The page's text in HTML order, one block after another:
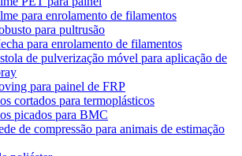
para enrolamento de filamentos
para pultrusão
para enrolamento de filamentos
de pulverização móvel para aplicação de
para painel de FRP
cortados para termoplásticos
picados para BMC
de compressão para animais de estimação